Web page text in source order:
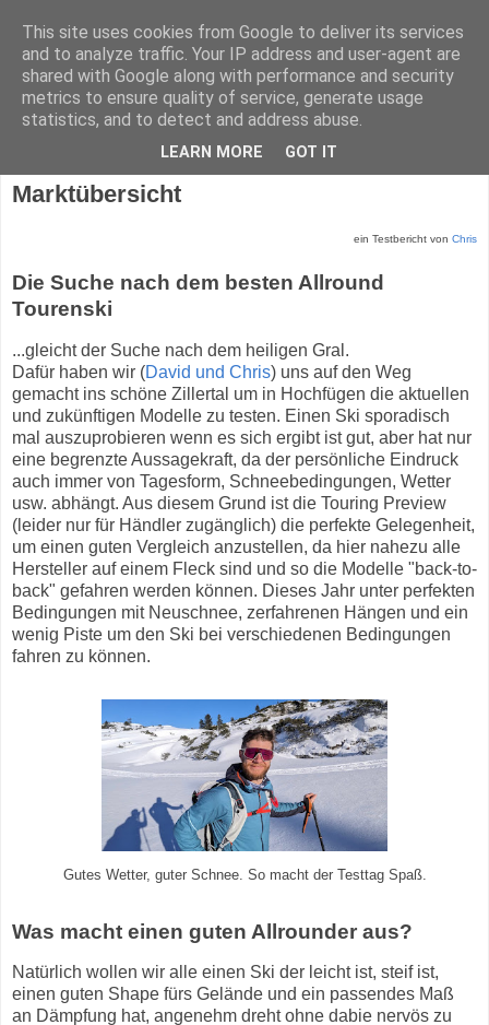
Donnerstag, 1. Februar 2024
Tourenski im Test – eine kleine
Marktübersicht
ein Testbericht von Chris
Die Suche nach dem besten Allround
Tourenski
...gleicht der Suche nach dem heiligen Gral.
Dafür haben wir (David und Chris) uns auf den Weg
gemacht ins schöne Zillertal um in Hochfügen die aktuellen
und zukünftigen Modelle zu testen. Einen Ski sporadisch
mal auszuprobieren wenn es sich ergibt ist gut, aber hat nur
eine begrenzte Aussagekraft, da der persönliche Eindruck
auch immer von Tagesform, Schneebedingungen, Wetter
usw. abhängt. Aus diesem Grund ist die Touring Preview
(leider nur für Händler zugänglich) die perfekte Gelegenheit,
um einen guten Vergleich anzustellen, da hier nahezu alle
Hersteller auf einem Fleck sind und so die Modelle "back-to-
back" gefahren werden können. Dieses Jahr unter perfekten
Bedingungen mit Neuschnee, zerfahrenen Hängen und ein
wenig Piste um den Ski bei verschiedenen Bedingungen
fahren zu können.
Gutes Wetter, guter Schnee. So macht der Testtag Spaß.
Was macht einen guten Allrounder aus?
Natürlich wollen wir alle einen Ski der leicht ist, steif ist,
einen guten Shape fürs Gelände und ein passendes Maß
an Dämpfung hat, angenehm dreht ohne dabie nervös zu
This site uses cookies from Google to deliver its services
and to analyze traffic. Your IP address and user-agent are
shared with Google along with performance and security
metrics to ensure quality of service, generate usage
statistics, and to detect and address abuse.
LEARN MORE GOT IT